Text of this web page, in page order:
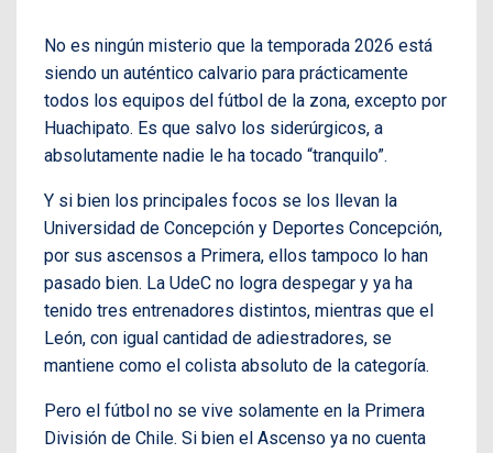
No es ningún misterio que la temporada 2026 está
siendo un auténtico calvario para prácticamente
todos los equipos del fútbol de la zona, excepto por
Huachipato. Es que salvo los siderúrgicos, a
absolutamente nadie le ha tocado “tranquilo”.
Y si bien los principales focos se los llevan la
Universidad de Concepción y Deportes Concepción,
por sus ascensos a Primera, ellos tampoco lo han
pasado bien. La UdeC no logra despegar y ya ha
tenido tres entrenadores distintos, mientras que el
León, con igual cantidad de adiestradores, se
mantiene como el colista absoluto de la categoría.
Pero el fútbol no se vive solamente en la Primera
División de Chile. Si bien el Ascenso ya no cuenta